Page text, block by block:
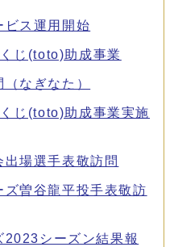
ビス運用開始
じ(toto)助成事業
なぎなた）
じ(toto)助成事業実施
場選手表敬訪問
曽谷龍平投手表敬訪
2023シーズン結果報